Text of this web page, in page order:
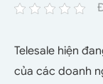
Telesale hiện
của các doanh